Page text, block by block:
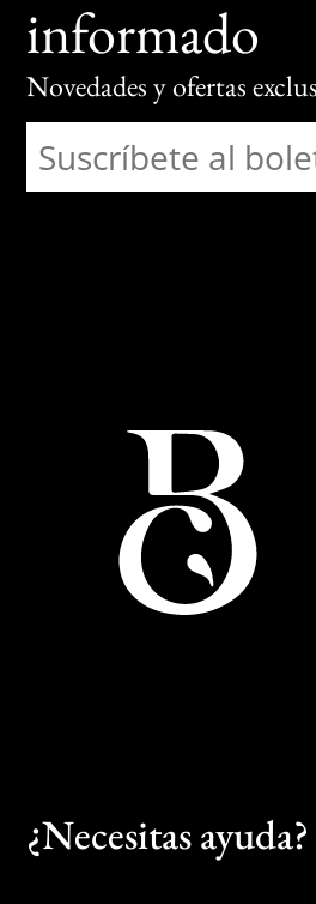
informado
Novedades y ofertas
¿Necesitas ayuda?